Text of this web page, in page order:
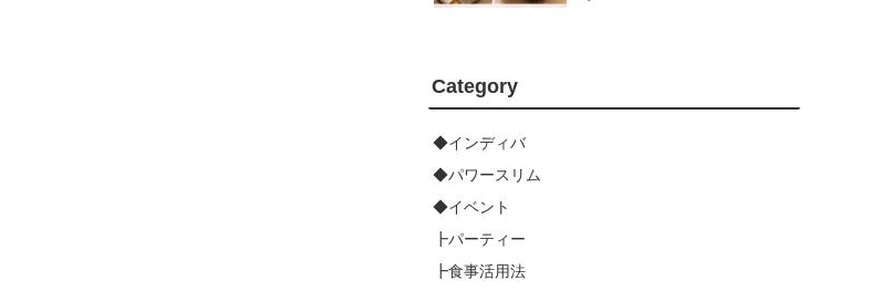
Category
◆インディバ
◆パワースリム
◆イベント
┣パーティー
┣食事活用法